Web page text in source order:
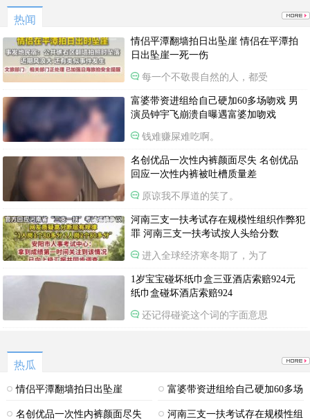
热闻
情侣平潭翻墙拍日出坠崖 情侣在平潭拍
日出坠崖一死一伤
每一个不敬畏自然的人，都受
富婆带资进组给自己硬加60多场吻戏 男
演员钟宇飞崩溃自曝遇富婆加吻戏
钱难赚屎难吃啊。
名创优品一次性内裤颜面尽失 名创优品
回应一次性内裤被吐槽质量差
原谅我不厚道的笑了。
河南三支一扶考试存在规模性组织作弊犯
罪 河南三支一扶考试按人头给分数
进入全球经济寒冬期了，为了
1岁宝宝碰坏纸巾盒三亚酒店索赔924元
纸巾盒碰坏酒店索赔924
还记得碰瓷这个词的字面意思
热瓜
情侣平潭翻墙拍日出坠崖
富婆带资进组给自己硬加60多场
吻戏
名创优品一次性内裤颜面尽失
河南三支一扶考试存在规模性组